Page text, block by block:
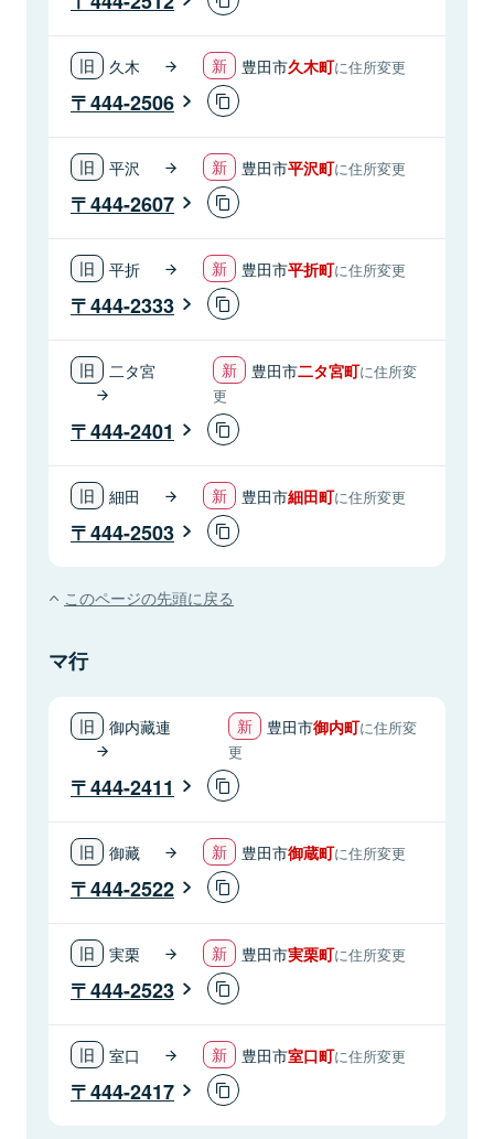
久木 豊田市久木町に住所変更
444-2506
平沢 豊田市平沢町に住所変更
444-2607
平折 豊田市平折町に住所変更
444-2333
二タ宮 豊田市二タ宮町に住所変
更
444-2401
細田 豊田市細田町に住所変更
444-2503
このページの先頭に戻る
マ行
御内藏連 豊田市御内町に住所変
更
444-2411
御藏 豊田市御蔵町に住所変更
444-2522
実栗 豊田市実栗町に住所変更
444-2523
室口 豊田市室口町に住所変更
444-2417